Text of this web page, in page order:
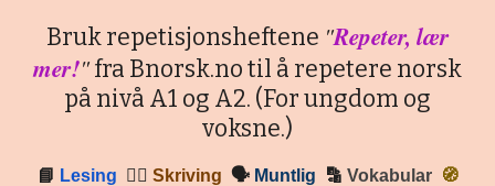
Bruk repetisjonsheftene "Repeter, lær
mer!"fra Bnorsk.no til å repetere norsk
på nivå A1 og A2. (For ungdom og
voksne.)
📘 Lesing ✍🏼 Skriving 🗣 Muntlig 🔡 Vokabular
🧭